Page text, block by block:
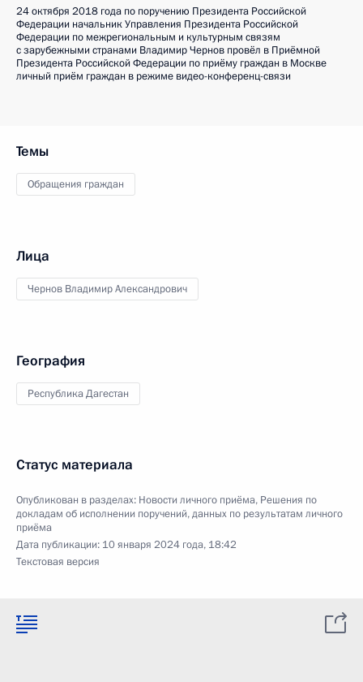
24 октября 2018 года по поручению Президента Российской
Федерации начальник Управления Президента Российской
Федерации по межрегиональным и культурным связям
с зарубежными странами Владимир Чернов провёл в Приёмной
Президента Российской Федерации по приёму граждан в Москве
личный приём граждан в режиме видео-конференц-связи
Темы
Обращения граждан
Лица
Чернов Владимир Александрович
География
Республика Дагестан
Статус материала
Опубликован в разделах: Новости личного приёма, Решения по
докладам об исполнении поручений, данных по результатам личного
приёма
Дата публикации: 10 января 2024 года, 18:42
Текстовая версия